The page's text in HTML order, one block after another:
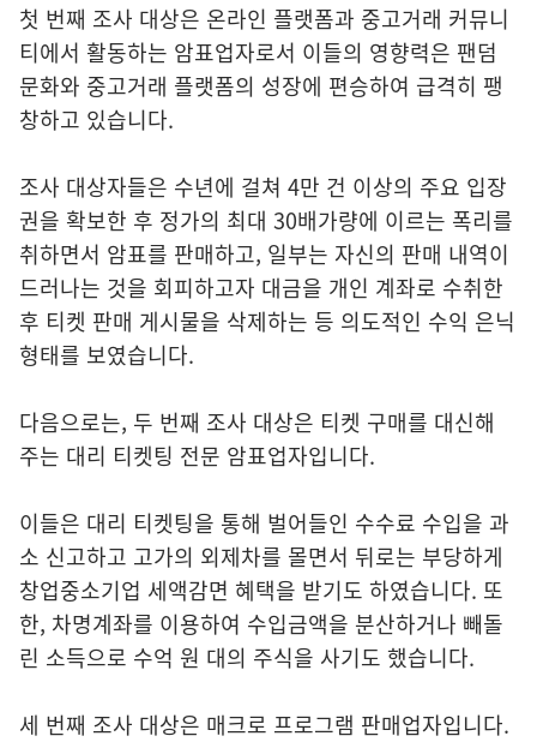
첫 번째 조사 대상은 온라인 플랫폼과 중고거래 커뮤니
티에서 활동하는 암표업자로서 이들의 영향력은 팬덤
문화와 중고거래 플랫폼의 성장에 편승하여 급격히 팽
창하고 있습니다.
조사 대상자들은 수년에 걸쳐 4만 건 이상의 주요 입장
권을 확보한 후 정가의 최대 30배가량에 이르는 폭리를
취하면서 암표를 판매하고, 일부는 자신의 판매 내역이
드러나는 것을 회피하고자 대금을 개인 계좌로 수취한
후 티켓 판매 게시물을 삭제하는 등 의도적인 수익 은닉
형태를 보였습니다.
다음으로는, 두 번째 조사 대상은 티켓 구매를 대신해
주는 대리 티켓팅 전문 암표업자입니다.
이들은 대리 티켓팅을 통해 벌어들인 수수료 수입을 과
소 신고하고 고가의 외제차를 몰면서 뒤로는 부당하게
창업중소기업 세액감면 혜택을 받기도 하였습니다. 또
한, 차명계좌를 이용하여 수입금액을 분산하거나 빼돌
린 소득으로 수억 원 대의 주식을 사기도 했습니다.
세 번째 조사 대상은 매크로 프로그램 판매업자입니다.